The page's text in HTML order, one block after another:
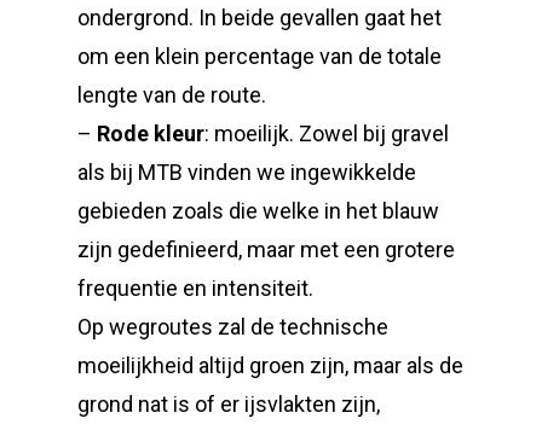
ondergrond. In beide gevallen gaat het
om een klein percentage van de totale
lengte van de route.
– Rode kleur: moeilijk. Zowel bij gravel
als bij MTB vinden we ingewikkelde
gebieden zoals die welke in het blauw
zijn gedefinieerd, maar met een grotere
frequentie en intensiteit.
Op wegroutes zal de technische
moeilijkheid altijd groen zijn, maar als de
grond nat is of er ijsvlakten zijn,